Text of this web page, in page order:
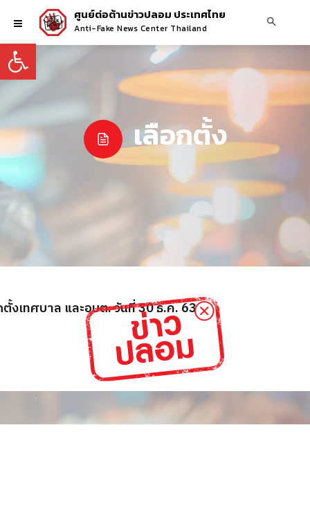
Open toolbar
ศูนย์ต่อต้านข่าวปลอม ประเทศไทย
Anti-Fake News Center Thailand
เลือกตั้ง
งเทศบาล และอบต. วันที่ 30 ธ.ค. 63